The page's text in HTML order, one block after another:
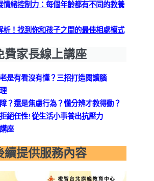
情緒控制力：每個年齡都有不同的教養
析！找到你和孩子之間的最佳相處模式
費家長線上講座
是有看沒有懂？三招打造閱讀腦
？還是焦慮行為？懂分辨才教得動？
絕任性!從生活小事養出抗壓力
座
續提供服務內容